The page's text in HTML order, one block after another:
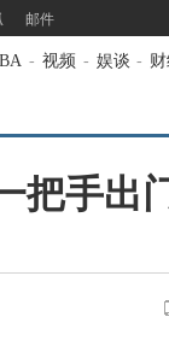
邮件
- 视频 - 娱谈 -
把手出